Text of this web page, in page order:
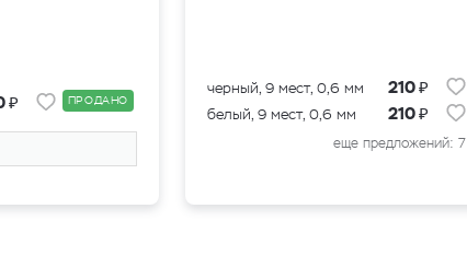
₽ ПРОДАНО
черный, 9 мест, 0,6 мм 210₽
белый, 9 мест, 0,6 мм 210₽
еще предложений: 7